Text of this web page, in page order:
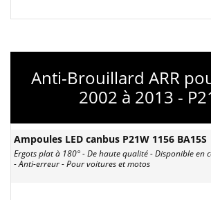
Anti-Brouillard ARR
2002 à 2013 -
Ampoules LED canbus P21W 1156 BA15S
Ergots plat à 180° - De haute qualité - Disponible en
- Anti-erreur - Pour voitures et motos